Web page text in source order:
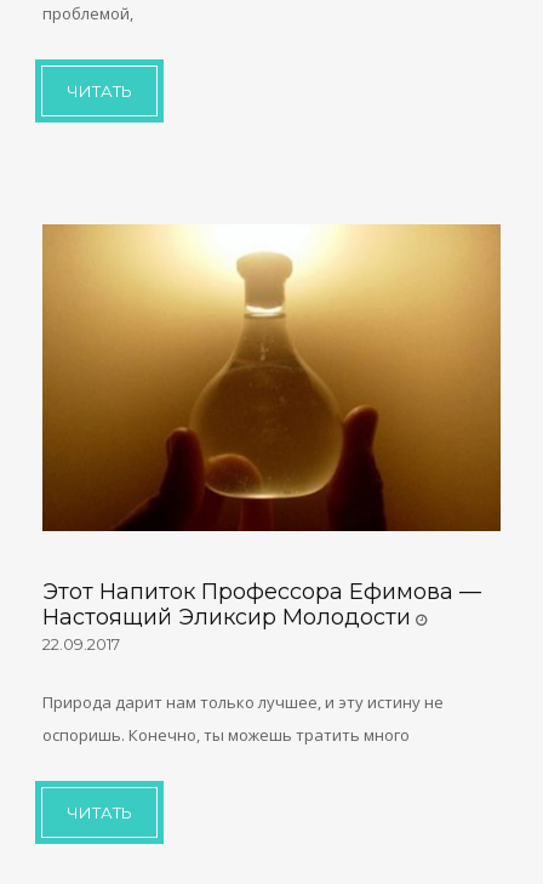
проблемой,
ЧИТАТЬ
Этот Напиток Профессора Ефимова —
Настоящий Эликсир Молодости
22.09.2017
Природа дарит нам только лучшее, и эту истину не
оспоришь. Конечно, ты можешь тратить много
ЧИТАТЬ